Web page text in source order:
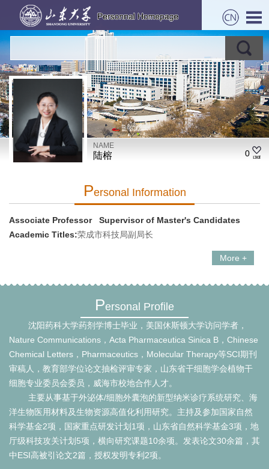
NAME
陆榕 0
PErsonal Information
Associate Professor Supervisor of Master's Candidates
Academic Titles:荣成市科技局副局长
More +
Personal Profile
沈阳药科大学药剂学博士毕业，美国休斯顿大学访问学者，
Nature Communications ，Acta Pharmaceutica Sinica B，Chinese
Chemical Letters，Pharmaceutics，Molecular Therapy等SCI期刊
审稿人，教育部学位论文抽检评审专家，山东省干细胞学会植物干
细胞专业委员会委员，威海市校地合作人才。
主要从事基于外泌体/细胞外囊泡的新型纳米诊疗系统研究、海
洋生物医用材料及生物资源高值化利用研究。主持及参加国家自然
科学基金2项，国家重点研发计划1项，山东省自然科学基金3项，地
厅级科技攻关计划5项，横向研究课题10余项。发表论文30余篇，其
中ESI高被引论文2篇，授权发明专利2项。